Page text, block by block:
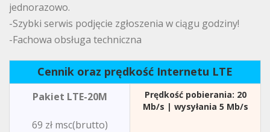
jednorazowo.
-Szybki serwis podjęcie zgłoszenia w ciągu godziny!
-Fachowa obsługa techniczna
Cennik oraz prędkość Internetu LTE
Pakiet LTE-20M
69 zł msc(brutto)
Prędkość pobierania: 20
Mb/s | wysyłania 5 Mb/s